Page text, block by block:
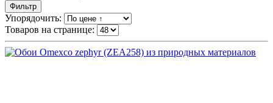
Фильтр
Упорядочить:
Товаров на странице: